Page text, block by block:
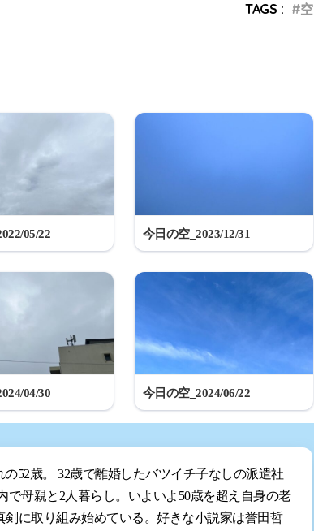
TAGS :
空
05/22 今日の空_2023/12/31
04/30 今日の空_2024/06/22
の52歳。 32歳で離婚したバツイチ子なしの派遣社
で母親と2人暮らし。いよいよ50歳を超え自身の老
剣に取り組み始めている。好きな小説家は誉田哲